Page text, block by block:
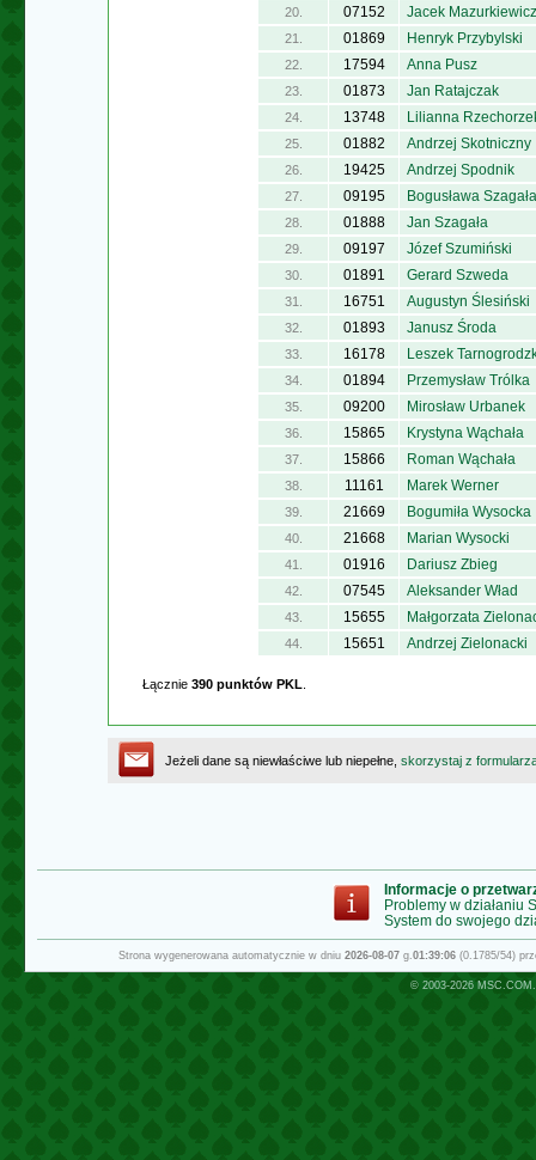
20. 07152 Jacek Mazurkiewicz
21. 01869 Henryk Przybylski
22. 17594 Anna Pusz
23. 01873 Jan Ratajczak
24. 13748 Lilianna
25. 01882 Andrzej Skotniczny
26. 19425 Andrzej Spodnik
27. 09195 Bogusława Szagała
28. 01888 Jan Szagała
29. 09197 Józef Szumiński
30. 01891 Gerard Szweda
31. 16751 Augustyn Ślesiński
32. 01893 Janusz Środa
33. 16178 Leszek
34. 01894 Przemysław Trólka
35. 09200 Mirosław Urbanek
36. 15865 Krystyna Wąchała
37. 15866 Roman Wąchała
38. 11161 Marek Werner
39. 21669 Bogumiła Wysocka
40. 21668 Marian Wysocki
41. 01916 Dariusz Zbieg
42. 07545 Aleksander Wład
43. 15655 Małgorzata
44. 15651 Andrzej Zielonacki
Łącznie 390 punktów PKL
Jeżeli dane są niewłaściwe lub niepełne, skorzystaj z
Informacje o
Problemy w działaniu
System do swojego
Strona wygenerowana automatycznie w dniu 2026-08-07 g.01:39:06 (0.1785/54)
© 2003-2026